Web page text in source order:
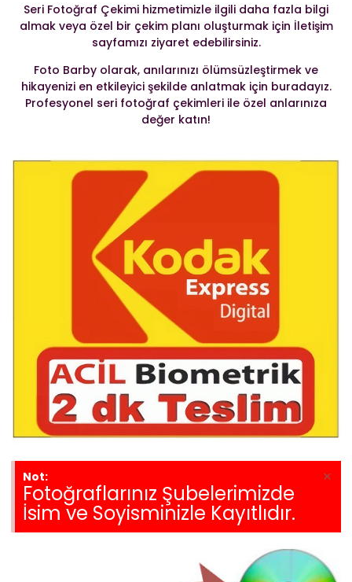
Not:
Fotoğraflarınız Şubelerimizde
İsim ve Soyisminizle Kayıtlıdır.
×
Seri Fotoğraf Çekimi hizmetimizle ilgili daha fazla bilgi
almak veya özel bir çekim planı oluşturmak için İletişim
sayfamızı ziyaret edebilirsiniz.
Foto Barby olarak, anılarınızı ölümsüzleştirmek ve
hikayenizi en etkileyici şekilde anlatmak için buradayız.
Profesyonel seri fotoğraf çekimleri ile özel anlarınıza
değer katın!